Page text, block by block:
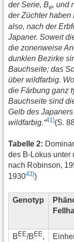
der Serie, Be, und
der Züchter haben
also, nach der
Japaner. Soweit
die zonenweise
dunklen Bezirke
Bauchseite; das
über wildfarbig.
die Färbung ganz
Bauchseite sind
Gelb des
wildfarbig.“41)(S.
Tabelle 2:
des B-Lokus unter
nach Robinson,
193043))
Genotyp
B EE/B EE,